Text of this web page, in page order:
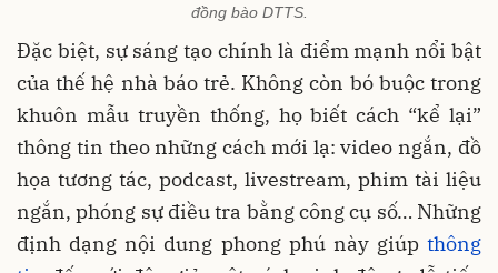
đồng bào DTTS.
Đặc biệt, sự sáng tạo chính là điểm mạnh nổi bật
của thế hệ nhà báo trẻ. Không còn bó buộc trong
khuôn mẫu truyền thống, họ biết cách “kể lại”
thông tin theo những cách mới lạ: video ngắn, đồ
họa tương tác, podcast, livestream, phim tài liệu
ngắn, phóng sự điều tra bằng công cụ số… Những
định dạng nội dung phong phú này giúp thông